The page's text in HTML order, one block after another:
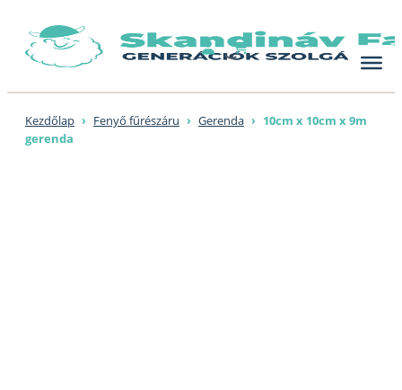
content
Kezdőlap › Fenyő fűrészáru › Gerenda › 10cm x 10cm x 9m
gerenda